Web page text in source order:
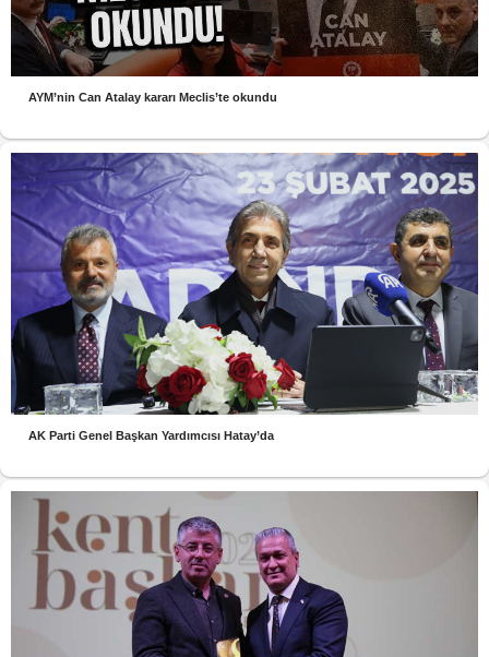
AYM’nin Can Atalay kararı Meclis’te okundu
AK Parti Genel Başkan Yardımcısı Hatay’da